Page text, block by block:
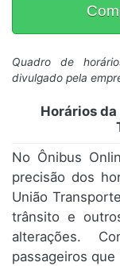
Quadro de
divulgado pela
Horários da
No Ônibus
precisão dos
União
trânsito e
alterações.
passageiros